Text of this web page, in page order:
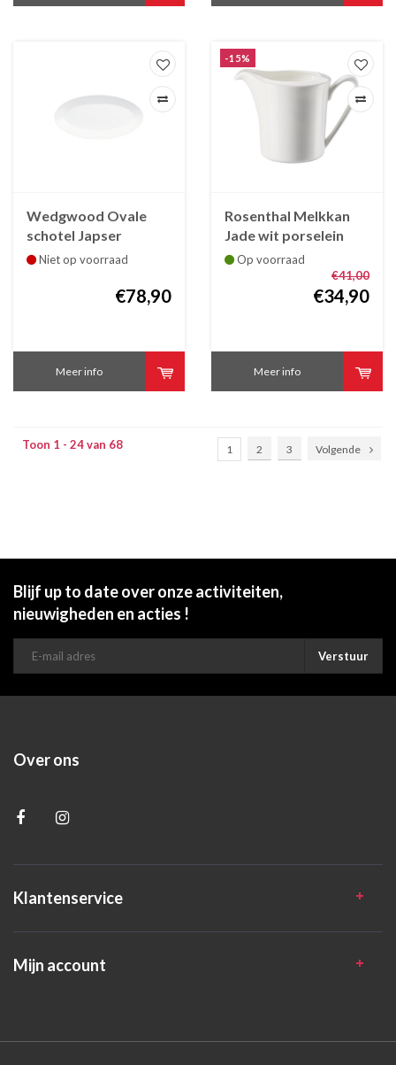
Wedgwood Ovale
schotel Japser
Conran White
Niet op voorraad
€78,90
Meer info
-15%
Rosenthal Melkkan
Jade wit porselein
Op voorraad
€41,00
€34,90
Meer info
Toon 1 - 24 van 68 1 2 3 Volgende
Blijf up to date over onze activiteiten,
nieuwigheden en acties !
Verstuur
Over ons
Klantenservice
Mijn account